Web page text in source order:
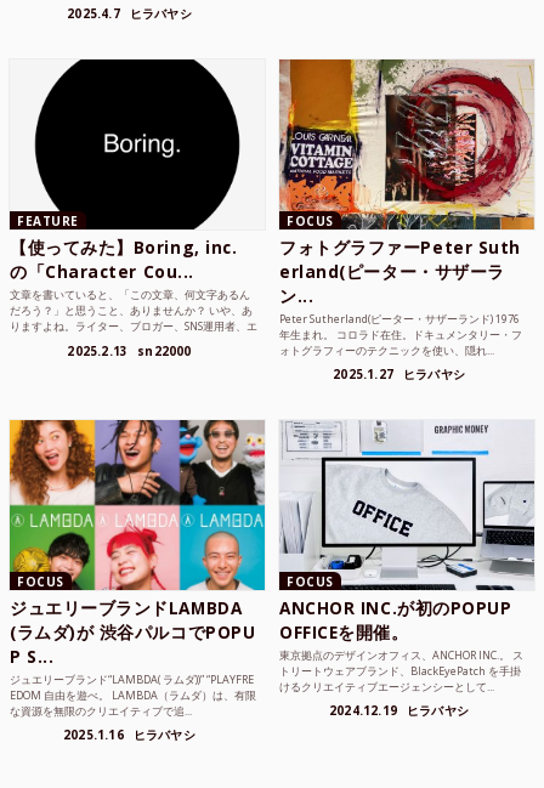
2025.4.7 ヒラバヤシ
FEATURE
【使ってみた】Boring, inc.
の「Character Cou...
文章を書いていると、「この文章、何文字あるん
だろう？」と思うこと、ありませんか？ いや、あ
りますよね。ライター、ブロガー、SNS運用者、エ
2025.2.13 sn22000
FOCUS
フォトグラファーPeter Suth
erland(ピーター・サザーラ
ン...
Peter Sutherland(ピーター・サザーランド) 1976
年生まれ。 コロラド在住。ドキュメンタリー・フ
ォトグラフィーのテクニックを使い、隠れ...
2025.1.27 ヒラバヤシ
FOCUS
ジュエリーブランドLAMBDA
(ラムダ)が 渋谷パルコでPOPU
P S...
ジュエリーブランド“LAMBDA( ラムダ))” “PLAYFRE
EDOM 自由を遊べ。 LAMBDA（ラムダ）は、有限
な資源を無限のクリエイティブで追...
2025.1.16 ヒラバヤシ
FOCUS
ANCHOR INC.が初のPOPUP
OFFICEを開催。
東京拠点のデザインオフィス、ANCHOR INC.。 ス
トリートウェアブランド、BlackEyePatch を手掛
けるクリエイティブエージェンシーとして...
2024.12.19 ヒラバヤシ